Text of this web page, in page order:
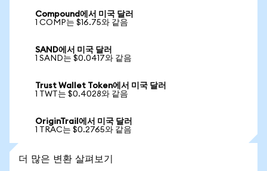
Compound에서 미국 달러
1 COMP는 $16.75와 같음
SAND에서 미국 달러
1 SAND는 $0.0417와 같음
Trust Wallet Token에서 미국 달러
1 TWT는 $0.4028와 같음
OriginTrail에서 미국 달러
1 TRAC는 $0.2765와 같음
더 많은 변환 살펴보기